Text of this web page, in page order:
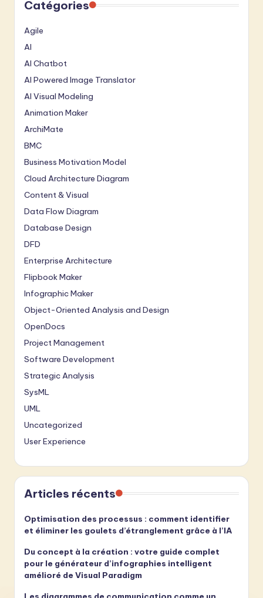
Catégories
Agile
AI
AI Chatbot
AI Powered Image Translator
AI Visual Modeling
Animation Maker
ArchiMate
BMC
Business Motivation Model
Cloud Architecture Diagram
Content & Visual
Data Flow Diagram
Database Design
DFD
Enterprise Architecture
Flipbook Maker
Infographic Maker
Object-Oriented Analysis and Design
OpenDocs
Project Management
Software Development
Strategic Analysis
SysML
UML
Uncategorized
User Experience
Articles récents
Optimisation des processus : comment identifier
et éliminer les goulets d’étranglement grâce à l’IA
Du concept à la création : votre guide complet
pour le générateur d’infographies intelligent
amélioré de Visual Paradigm